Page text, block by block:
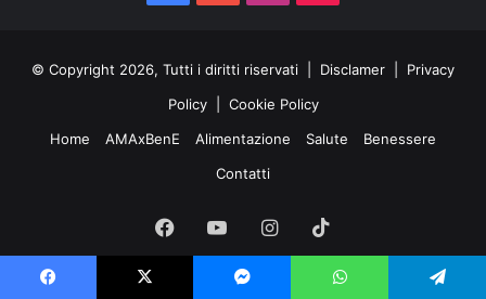
© Copyright 2026, Tutti i diritti riservati | Disclamer
Privacy
Policy
Cookie Policy
Home
AMAxBenE Alimentazione Salute
Benessere
Contatti
Facebook
Tube
Instagram